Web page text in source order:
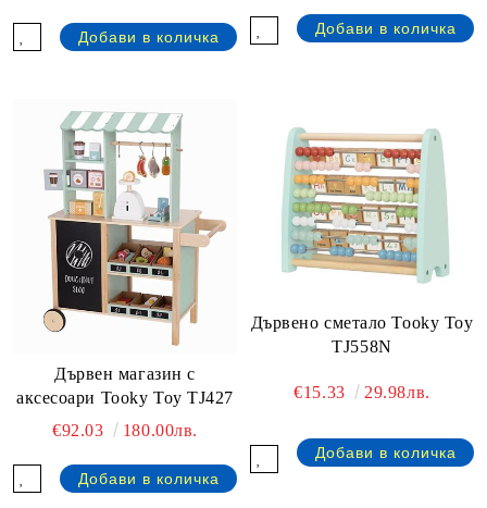
Дървен магазин с
аксесоари Tooky Toy TJ427
€92.03
180.00лв.
Дървено сметало Tooky Toy
TJ558N
€15.33 29.98лв.